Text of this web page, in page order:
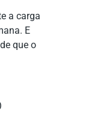
a carga
E
que o